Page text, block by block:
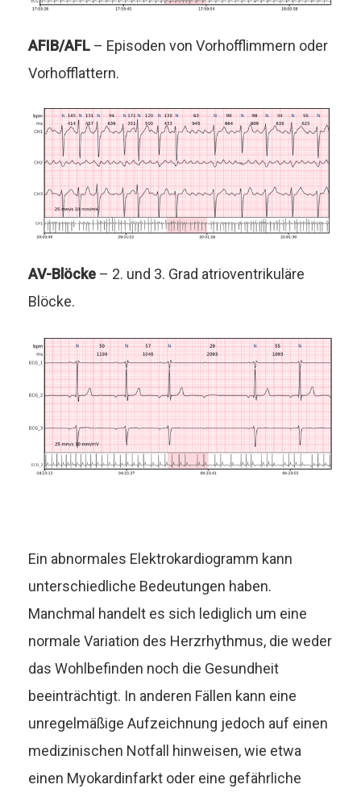
AFIB/AFL – Episoden von Vorhofflimmern oder
Vorhofflattern.
AV-Blöcke – 2. und 3. Grad atrioventrikuläre
Blöcke.
Ein abnormales Elektrokardiogramm kann
unterschiedliche Bedeutungen haben.
Manchmal handelt es sich lediglich um eine
normale Variation des Herzrhythmus, die weder
das Wohlbefinden noch die Gesundheit
beeinträchtigt. In anderen Fällen kann eine
unregelmäßige Aufzeichnung jedoch auf einen
medizinischen Notfall hinweisen, wie etwa
einen Myokardinfarkt oder eine gefährliche